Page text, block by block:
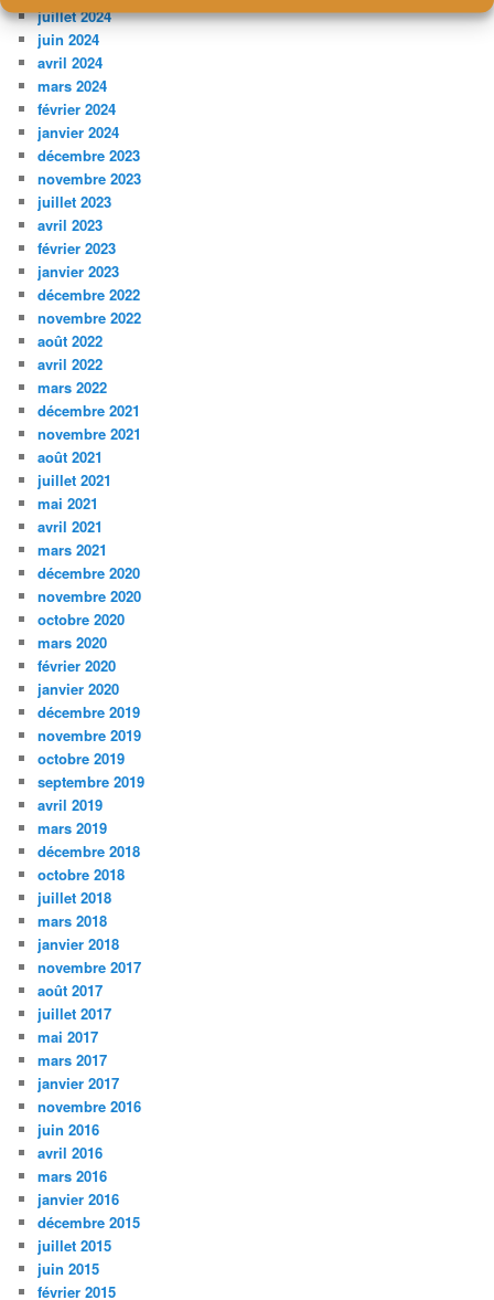
juillet 2024
juin 2024
avril 2024
mars 2024
février 2024
janvier 2024
décembre 2023
novembre 2023
juillet 2023
avril 2023
février 2023
janvier 2023
décembre 2022
novembre 2022
août 2022
avril 2022
mars 2022
décembre 2021
novembre 2021
août 2021
juillet 2021
mai 2021
avril 2021
mars 2021
décembre 2020
novembre 2020
octobre 2020
mars 2020
février 2020
janvier 2020
décembre 2019
novembre 2019
octobre 2019
septembre 2019
avril 2019
mars 2019
décembre 2018
octobre 2018
juillet 2018
mars 2018
janvier 2018
novembre 2017
août 2017
juillet 2017
mai 2017
mars 2017
janvier 2017
novembre 2016
juin 2016
avril 2016
mars 2016
janvier 2016
décembre 2015
juillet 2015
juin 2015
février 2015